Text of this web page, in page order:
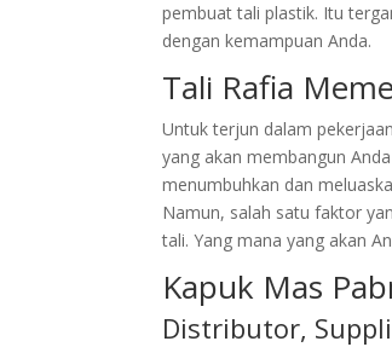
pembuat tali plastik. Itu
dengan kemampuan Anda.
Tali Rafia
Untuk terjun dalam
yang akan membangun
menumbuhkan dan
Namun, salah satu faktor
tali. Yang mana yang akan
Kapuk Mas
Distributor,